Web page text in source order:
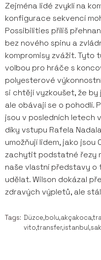
Zejména lidé zvyklí na
konfigurace sekvencí
Possibilities příliš
bez nového spinu a
kompromisy zvážit. Tyto
volbou pro hráče s
polyesterové
si chtějí vyzkoušet, že
ale obávají se o pohodlí.
jsou v posledních letech
díky vstupu Rafela
umožňují lidem, jako jsou
zachytit podstatné řezy
naše vlastní představy o
udělat. Wilson dokázal
zdravých výpletů, ale
Tags: